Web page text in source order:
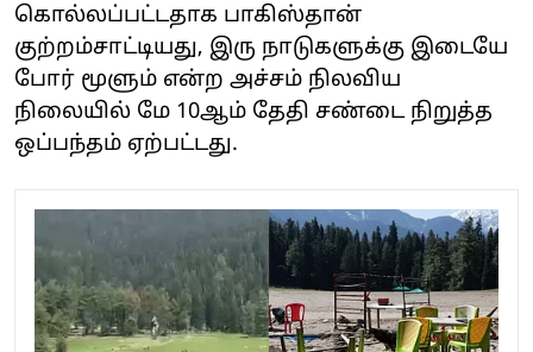
கொல்லப்பட்டதாக பாகிஸ்தான்
குற்றம்சாட்டியது, இரு நாடுகளுக்கு இடையே
போர் மூளும் என்ற அச்சம் நிலவிய
நிலையில் மே 10ஆம் தேதி சண்டை நிறுத்த
ஒப்பந்தம் ஏற்பட்டது.